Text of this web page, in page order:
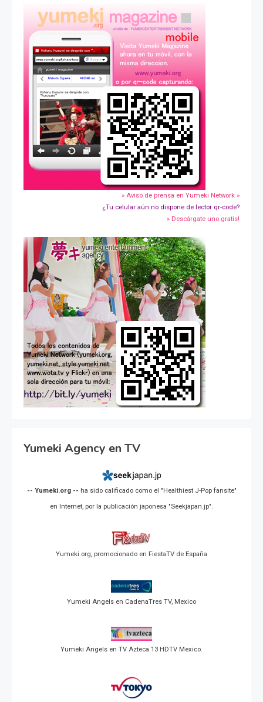
» Aviso de prensa en Yumeki Network »
¿Tu celular aún no dispone de lector qr-code?
» Descárgate uno gratis!
Yumeki Agency en TV
-- Yumeki.org -- ha sido calificado como el "Healthiest J-Pop fansite"
en Internet, por la publicación japonesa "Seekjapan.jp".
Yumeki.org, promocionado en FiestaTV de España
Yumeki Angels en CadenaTres TV, Mexico
Yumeki Angels en TV Azteca 13 HDTV Mexico.